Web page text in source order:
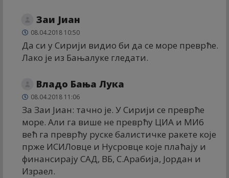
Заи Јиан
08.04.2018 10:50
Да си у Сирији видио би да се море преврће.
Лако је из Бањалуке гледати.
Владо Бања Лука
08.04.2018 11:06
За Заи Јиан: тачно је. У Сирији се преврће
море. Али га више не преврћу ЦИА и МИ6
већ га преврћу руске балистичке ракете које
прже ИСИЛовце и Нусровце које плаћају и
финансирају САД, ВБ, С.Арабија, Јордан и
Израел.